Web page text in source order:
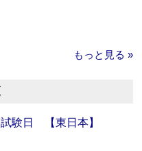
もっと見る »
験日 【東日本】